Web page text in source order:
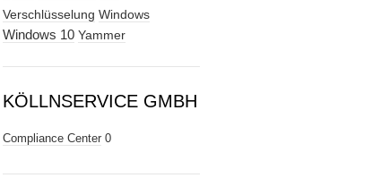
Verschlüsselung Windows
Windows 10 Yammer
KÖLLNSERVICE GMBH
Compliance Center 0